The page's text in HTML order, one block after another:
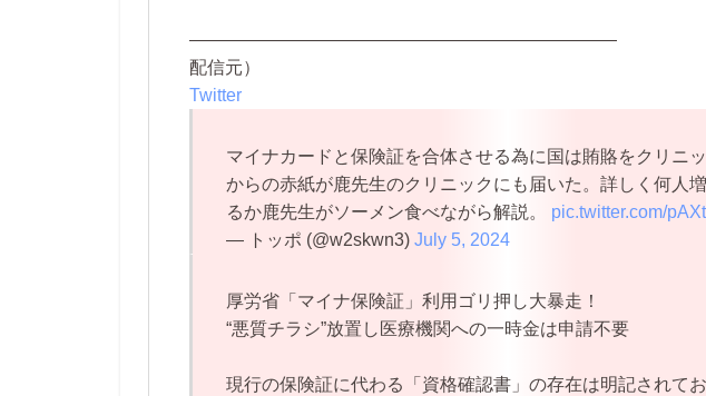
————————————————————————
配信元）
Twitter
マイナカードと保険証を合体させる為に国は賄賂をクリニ
からの赤紙が鹿先生のクリニックにも届いた。詳しく何人
るか鹿先生がソーメン食べながら解説。 pic.twitter.com/
— トッポ (@w2skwn3) July 5, 2024
厚労省「マイナ保険証」利用ゴリ押し大暴走！
“悪質チラシ”放置し医療機関への一時金は申請不要
現行の保険証に代わる「資格確認書」の存在は明記されて